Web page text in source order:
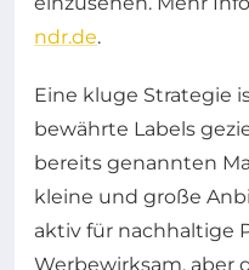
ndr.de.
Eine kluge Strategie
bewährte Labels
bereits genannten
kleine und große
aktiv für nachhaltige
Werbewirksam, aber